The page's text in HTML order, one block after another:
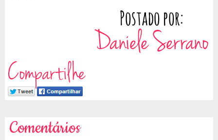
Compartilhe
Comentários